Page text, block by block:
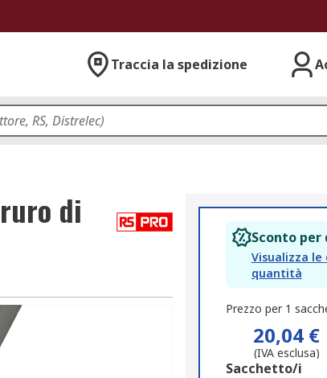
Traccia la spedizione
di
Sconto
Visualizza
quantità
Prezzo per 1
20,04 €
(IVA esclusa)
Add
Sacchetto/i